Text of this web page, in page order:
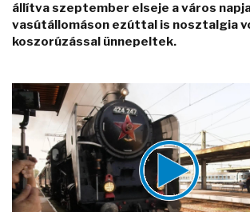
állítva szeptember elseje a város
vasútállomáson ezúttal is nosztalgia
koszorúzással ünnepeltek.
Video
Player